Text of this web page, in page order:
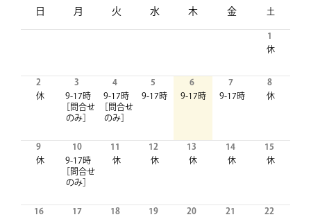
日 月 火 水 木 金 土
1
休
2 3 4 5 6 7
8
休
9-17時
［問合せ
のみ］
9-17時
［問合せ
のみ］
9-17時 9-17時 9-17時 休
9 10 11 12 13 14
15
休
9-17時
［問合せ
のみ］
休 休 休 休 休
16 17 18 19 20 21 22